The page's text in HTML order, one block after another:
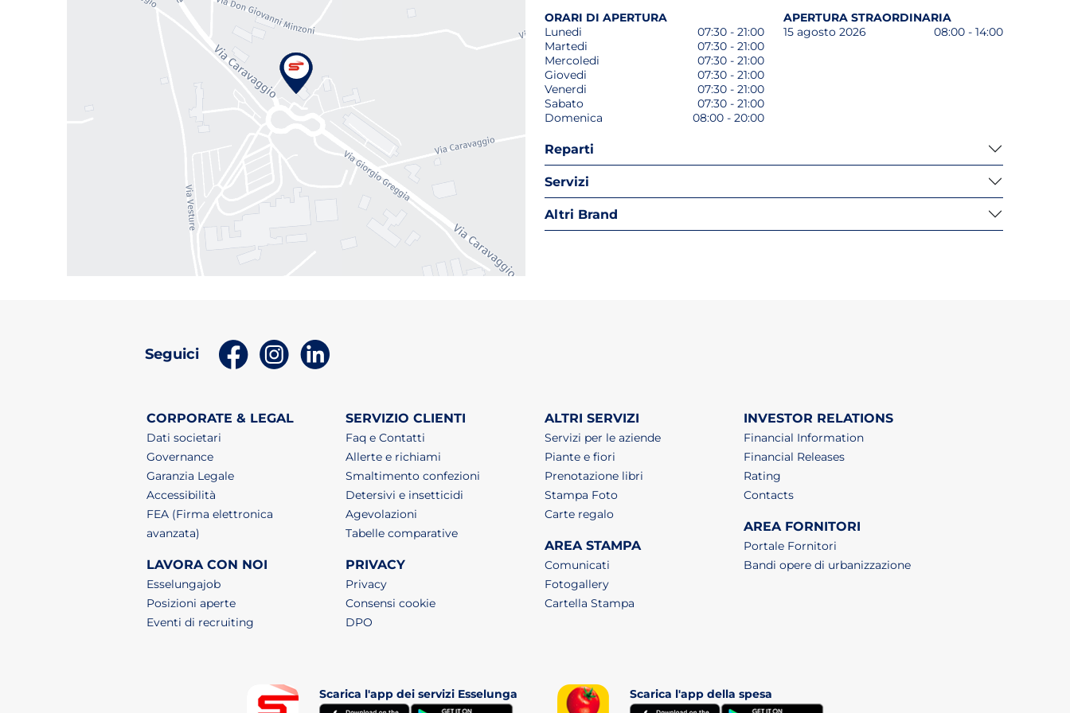
ORARI DI APERTURA
Lunedi
07:30 - 21:00
Martedi
07:30 - 21:00
Mercoledi
07:30 - 21:00
Giovedi
07:30 - 21:00
Venerdi
07:30 - 21:00
Sabato
07:30 - 21:00
Domenica
08:00 - 20:00
APERTURA STRAORDINARIA
15 agosto 2026
08:00 - 14:00
Reparti
Servizi
Altri Brand
Seguici (apri in un nuovo tab)
(apri in un nuovo tab)
CORPORATE & LEGAL
Dati societari
Governance
Garanzia Legale
Accessibilità
FEA (Firma elettronica
avanzata)
LAVORA CON NOI
Esselungajob(apri in un nuovo tab)
Posizioni aperte(apri in un nuovo tab)
Eventi di recruiting (apri in un nuovo tab)
SERVIZIO CLIENTI
Faq e Contatti
Allerte e richiami
Smaltimento confezioni
Detersivi e insetticidi
Agevolazioni
Tabelle comparative
PRIVACY
Privacy
Consensi cookie
DPO
ALTRI SERVIZI
Servizi per le aziende
Piante e fiori
Prenotazione libri
Stampa Foto
Carte regalo
AREA STAMPA
Comunicati
Fotogallery
Cartella Stampa
INVESTOR RELATIONS
Financial Information
Financial Releases
Rating
Contacts
AREA FORNITORI
Portale Fornitori
Bandi opere di urbanizzazione
Scarica l'app dei servizi Esselunga Scarica l'app della spesa